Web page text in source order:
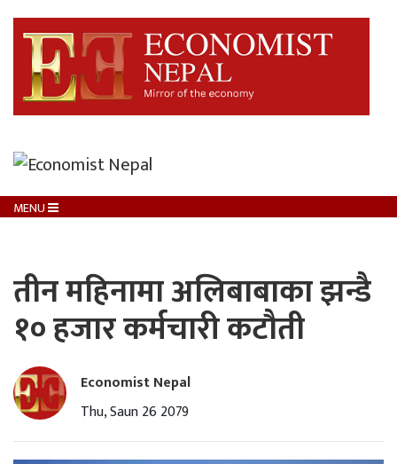
MENU
तीन महिनामा अलिबाबाका झन्डै
१० हजार कर्मचारी कटौती
Economist Nepal
Thu, Saun 26 2079